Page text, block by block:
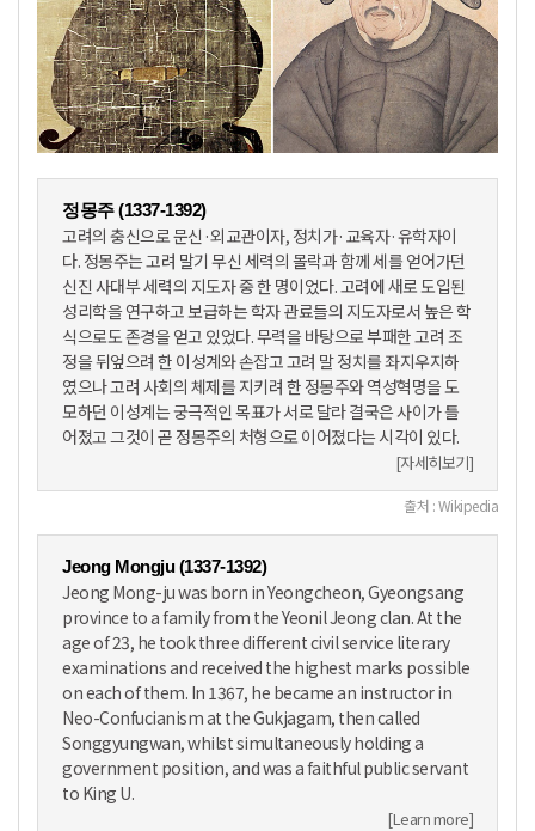
정몽주 (1337-1392)
고려의 충신으로 문신·외교관이자, 정치가·교육자·유학자이
다. 정몽주는 고려 말기 무신 세력의 몰락과 함께 세를 얻어가던
신진 사대부 세력의 지도자 중 한 명이었다. 고려에 새로 도입된
성리학을 연구하고 보급하는 학자 관료들의 지도자로서 높은 학
식으로도 존경을 얻고 있었다. 무력을 바탕으로 부패한 고려 조
정을 뒤엎으려 한 이성계와 손잡고 고려 말 정치를 좌지우지하
였으나 고려 사회의 체제를 지키려 한 정몽주와 역성혁명을 도
모하던 이성계는 궁극적인 목표가 서로 달라 결국은 사이가 틀
어졌고 그것이 곧 정몽주의 처형으로 이어졌다는 시각이 있다.
[자세히보기]
출처 : Wikipedia
Jeong Mongju (1337-1392)
Jeong Mong-ju was born in Yeongcheon, Gyeongsang
province to a family from the Yeonil Jeong clan. At the
age of 23, he took three different civil service literary
examinations and received the highest marks possible
on each of them. In 1367, he became an instructor in
Neo-Confucianism at the Gukjagam, then called
Songgyungwan, whilst simultaneously holding a
government position, and was a faithful public servant
to King U.
[Learn more]